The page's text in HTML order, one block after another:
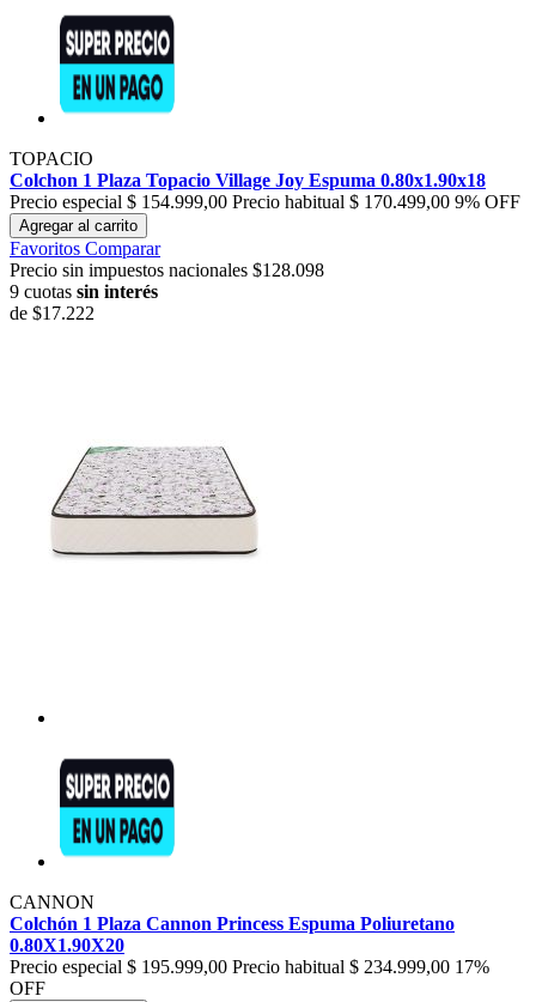
TOPACIO
Colchon 1 Plaza Topacio Village Joy Espuma 0.80x1.90x18
Precio especial $ 154.999,00 Precio habitual $ 170.499,00 9% OFF
Agregar al carrito
Favoritos Comparar
Precio sin impuestos nacionales $128.098
9 cuotas sin interés
de $17.222
CANNON
Colchón 1 Plaza Cannon Princess Espuma Poliuretano
0.80X1.90X20
Precio especial $ 195.999,00 Precio habitual $ 234.999,00 17%
OFF